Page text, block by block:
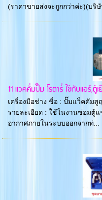
(ราคาขายส่งจะถูกกว่าค่ะ)(บริษั
11 แวคคั่มปั๊ม โรตารี่ ใช้กับแอร์,ตู้
เครื่องมือช่าง ชื่อ : ปั๊มแว็คคัมสู
รายละเอียด : ใช้ในงานซ่อมตู้
อากาศภายในระบบออกจากท่...